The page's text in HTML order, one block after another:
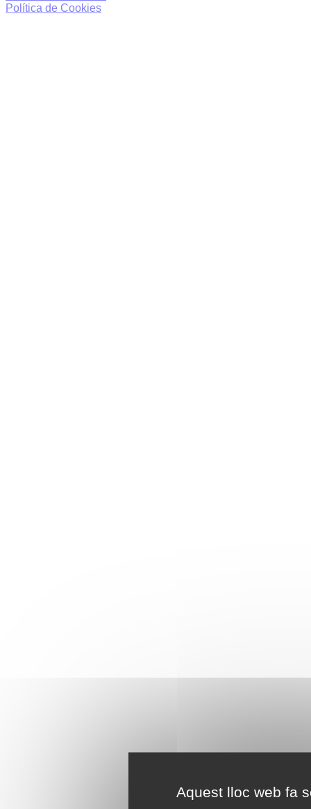
Aquest lloc web fa
Política de Cookies